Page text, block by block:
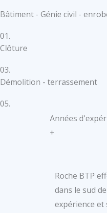
Bâtiment - Génie civil -
01.
Clôture
03.
Démolition - terrassement
05.
Années
+
Roche BTP
dans le sud
expérience